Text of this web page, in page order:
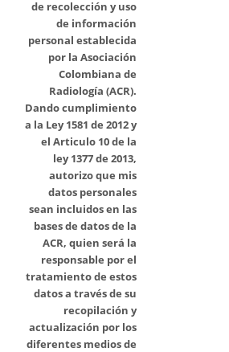
de recolección y uso
de información
personal establecida
por la Asociación
Colombiana de
Radiología (ACR).
Dando cumplimiento
a la Ley 1581 de 2012 y
el Articulo 10 de la
ley 1377 de 2013,
autorizo que mis
datos personales
sean incluidos en las
bases de datos de la
ACR, quien será la
responsable por el
tratamiento de estos
datos a través de su
recopilación y
actualización por los
diferentes medios de